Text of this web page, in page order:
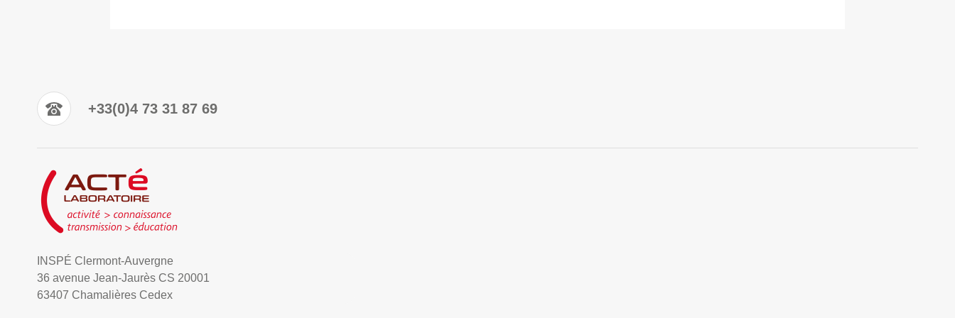
+33(0)4 73 31 87 69
INSPÉ Clermont-Auvergne
36 avenue Jean-Jaurès CS 20001
63407 Chamalières Cedex